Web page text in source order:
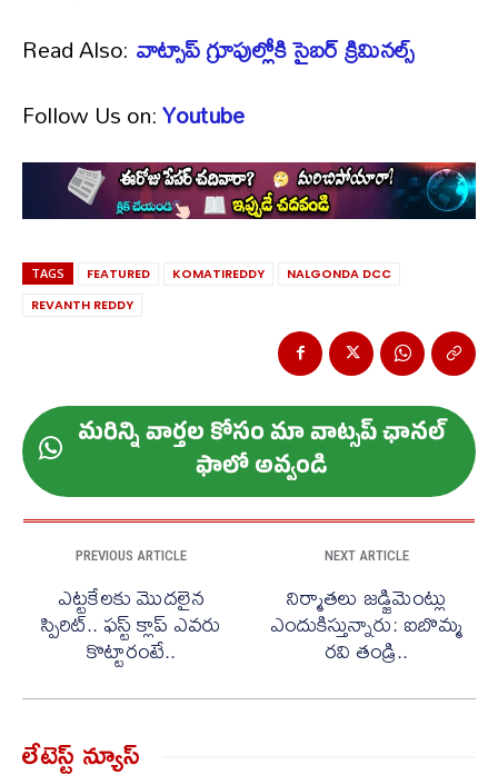
Read Also: వాట్సాప్‌ గ్రూపుల్లోకి సైబర్ క్రిమినల్స్
Follow Us on:Youtube
TAGS FEATURED KOMATIREDDY
NALGONDA DCC
REVANTH REDDY
మ‌రిన్ని వార్త‌ల కోసం మా వాట్స‌ప్ ఛాన‌ల్
ఫాలో అవ్వండి
PREVIOUS ARTICLE
ఎట్టకేలకు మొదలైన
స్పిరిట్.. ఫస్ట్ క్లాప్ ఎవరు
కొట్టారంటే..
NEXT ARTICLE
నిర్మాతలు జడ్జిమెంట్లు
ఎందుకిస్తున్నారు: ఐబొమ్మ
రవి తండ్రి..
లేటెస్ట్ న్యూస్‌